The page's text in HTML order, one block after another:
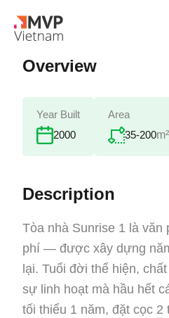
Overview
Year Built
2000
Area
35-200m²
Description
Tòa nhà Sunrise 1 là văn
phí — được xây dựng
lại. Tuổi đời thể hiện,
sự linh hoạt mà hầu hết
tối thiểu 1 năm, đặt cọc